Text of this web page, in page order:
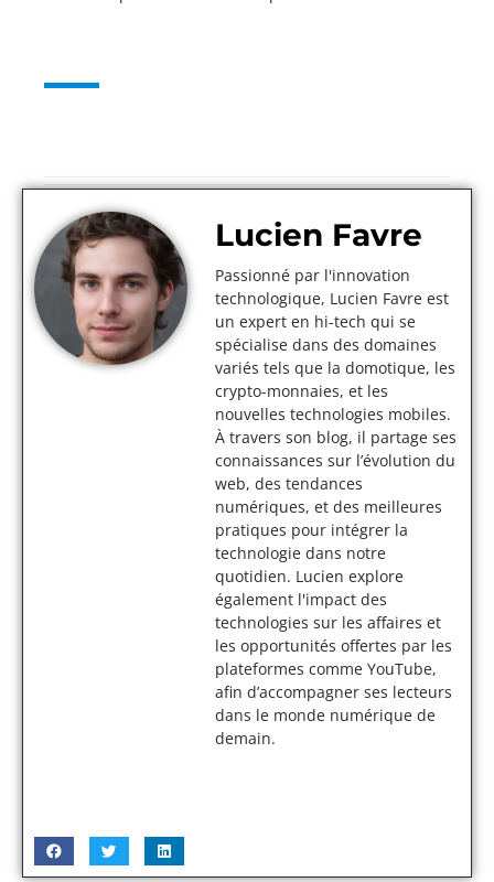
Lucien Favre
Passionné par l'innovation
technologique, Lucien Favre est
un expert en hi-tech qui se
spécialise dans des domaines
variés tels que la domotique, les
crypto-monnaies, et les
nouvelles technologies mobiles.
À travers son blog, il partage ses
connaissances sur l’évolution du
web, des tendances
numériques, et des meilleures
pratiques pour intégrer la
technologie dans notre
quotidien. Lucien explore
également l'impact des
technologies sur les affaires et
les opportunités offertes par les
plateformes comme YouTube,
afin d’accompagner ses lecteurs
dans le monde numérique de
demain.